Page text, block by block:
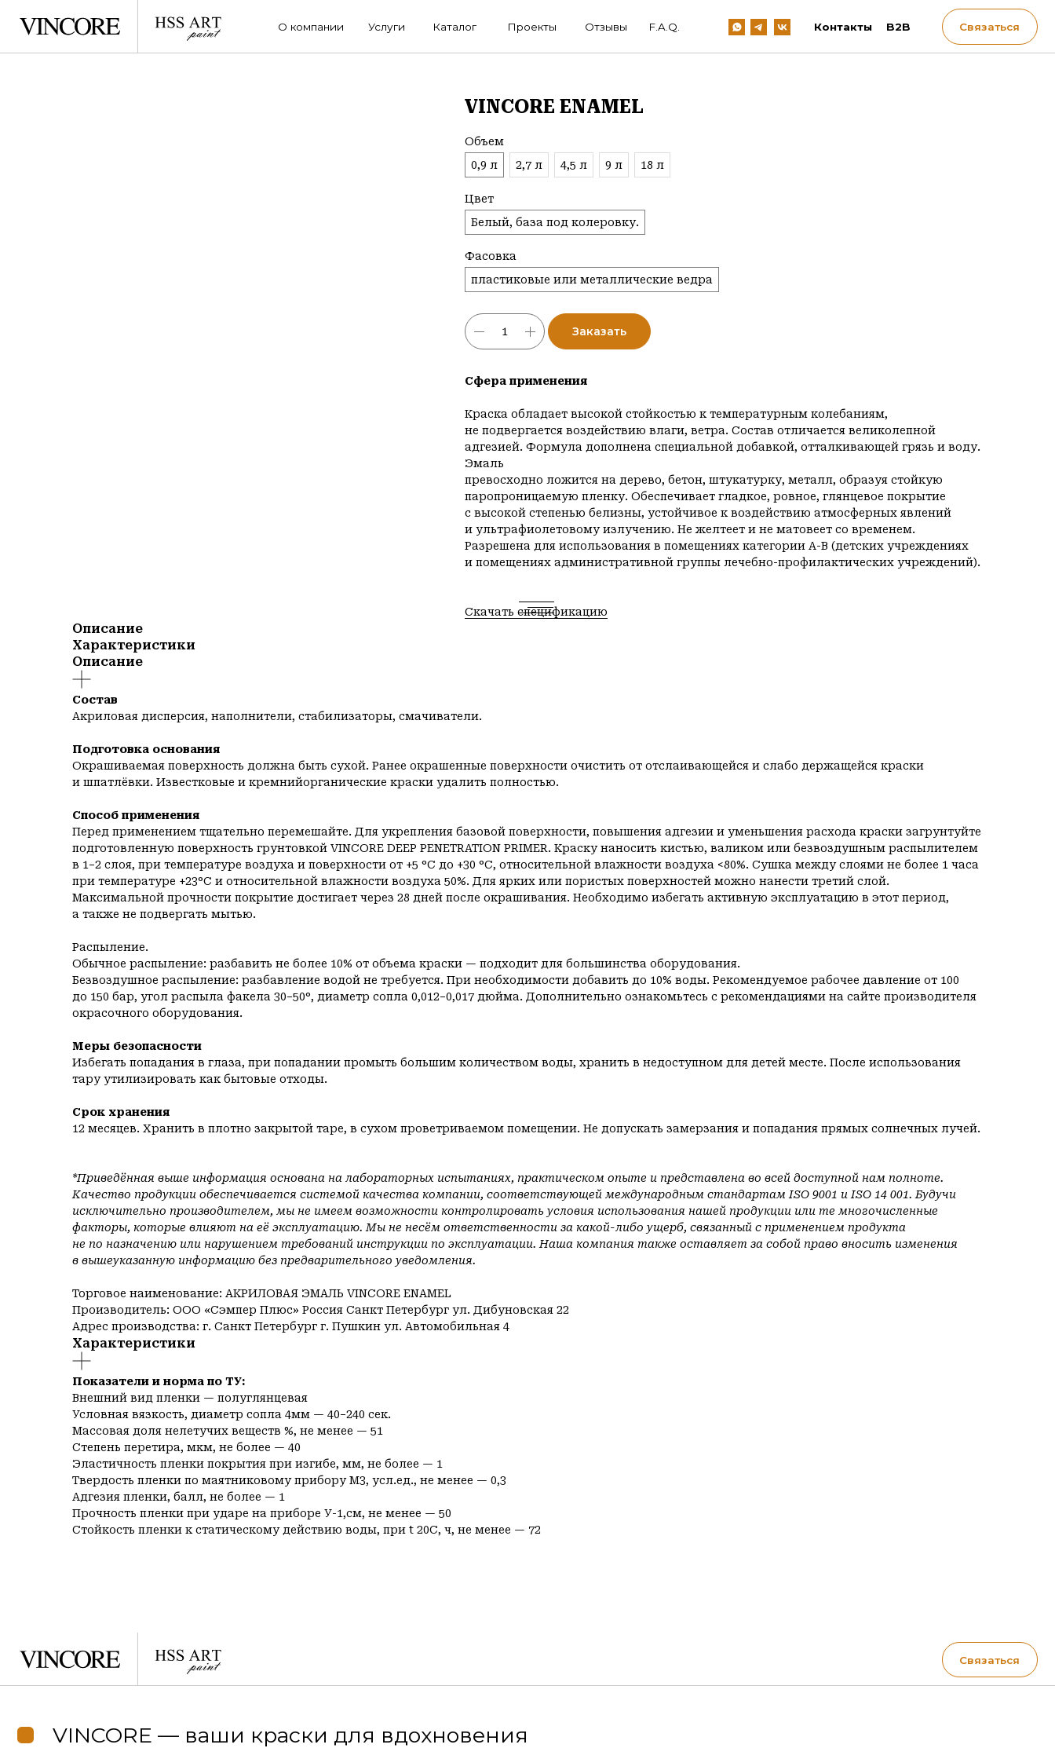
Проекты
Каталог
Услуги
О компании F.A.Q.
Отзывы Контакты Связаться
VINCORE ENAMEL
Объем
0,9 л
2,7 л 4,5 л 9 л 18 л
Цвет
Белый, база под колеровку.
Фасовка
пластиковые или металлические ведра
Заказать
Сфера применения
Краска обладает высокой стойкостью к температурным колебаниям,
не подвергается воздействию влаги, ветра. Состав отличается великолепной
адгезией. Формула дополнена специальной добавкой, отталкивающей грязь и воду.
Эмаль
превосходно ложится на дерево, бетон, штукатурку, металл, образуя стойкую
паропроницаемую пленку. Обеспечивает гладкое, ровное, глянцевое покрытие
с высокой степенью белизны, устойчивое к воздействию атмосферных явлений
и ультрафиолетовому излучению. Не желтеет и не матовеет со временем.
Разрешена для использования в помещениях категории А-В (детских учреждениях
и помещениях административной группы лечебно-профилактических учреждений).
Скачать спецификацию
Описание
Характеристики
Описание
Состав
Акриловая дисперсия, наполнители, стабилизаторы, смачиватели.
Подготовка основания
Окрашиваемая поверхность должна быть сухой. Ранее окрашенные поверхности очистить от отслаивающейся и слабо держащейся краски
и шпатлёвки. Известковые и кремнийорганические краски удалить полностью.
Способ применения
Перед применением тщательно перемешайте. Для укрепления базовой поверхности, повышения адгезии и уменьшения расхода краски загрунтуйте
подготовленную поверхность грунтовкой VINCORE DEEP PENETRATION PRIMER. Краску наносить кистью, валиком или безвоздушным распылителем
в 1−2 слоя, при температуре воздуха и поверхности от +5 °C до +30 °C, относительной влажности воздуха <80%. Сушка между слоями не более 1 часа
при температуре +23°C и относительной влажности воздуха 50%. Для ярких или пористых поверхностей можно нанести третий слой.
Максимальной прочности покрытие достигает через 28 дней после окрашивания. Необходимо избегать активную эксплуатацию в этот период,
а также не подвергать мытью.
Распыление.
Обычное распыление: разбавить не более 10% от объема краски — подходит для большинства оборудования.
Безвоздушное распыление: разбавление водой не требуется. При необходимости добавить до 10% воды. Рекомендуемое рабочее давление от 100
до 150 бар, угол распыла факела 30−50°, диаметр сопла 0,012−0,017 дюйма. Дополнительно ознакомьтесь с рекомендациями на сайте производителя
окрасочного оборудования.
Меры безопасности
Избегать попадания в глаза, при попадании промыть большим количеством воды, хранить в недоступном для детей месте. После использования
тару утилизировать как бытовые отходы.
Срок хранения
12 месяцев. Хранить в плотно закрытой таре, в сухом проветриваемом помещении. Не допускать замерзания и попадания прямых солнечных лучей.
*Приведённая выше информация основана на лабораторных испытаниях, практическом опыте и представлена во всей доступной нам полноте.
Качество продукции обеспечивается системой качества компании, соответствующей международным стандартам ISO 9001 и ISO 14 001. Будучи
исключительно производителем, мы не имеем возможности контролировать условия использования нашей продукции или те многочисленные
факторы, которые влияют на её эксплуатацию. Мы не несём ответственности за какой-либо ущерб, связанный с применением продукта
не по назначению или нарушением требований инструкции по эксплуатации. Наша компания также оставляет за собой право вносить изменения
в вышеуказанную информацию без предварительного уведомления.
Торговое наименование: АКРИЛОВАЯ ЭМАЛЬ VINCORE ENAMEL
Производитель: ООО «Сэмпер Плюс» Россия Санкт Петербург ул. Дибуновская 22
Адрес производства: г. Санкт Петербург г. Пушкин ул. Автомобильная 4
Характеристики
Показатели и норма по ТУ:
Внешний вид пленки — полуглянцевая
Условная вязкость, диаметр сопла 4мм — 40−240 сек.
Массовая доля нелетучих веществ %, не менее — 51
Степень перетира, мкм, не более — 40
Эластичность пленки покрытия при изгибе, мм, не более — 1
Твердость пленки по маятниковому прибору М3, усл.ед., не менее — 0,3
Адгезия пленки, балл, не более — 1
Прочность пленки при ударе на приборе У-1,см, не менее — 50
Стойкость пленки к статическому действию воды, при t 20С, ч, не менее — 72
Каталог
Проекты
F.A.Q.
Грунты
этаж, секция 2 В, 632/1 VINCORE
Дилерам